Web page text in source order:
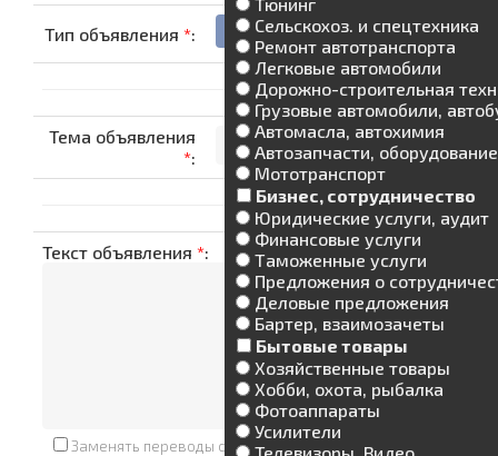
Сельскохоз. и спецтехника
Ремонт автотранспорта
Легковые автомобили
Дорожно-строительная
Грузовые автомобили,
Автомасла, автохимия
Автозапчасти, оборудование
Мототранспорт
Бизнес, сотрудничество
Юридические услуги, аудит
Финансовые услуги
Таможенные услуги
Предложения о
Деловые предложения
Бартер, взаимозачеты
Бытовые товары
Хозяйственные товары
Хобби, охота, рыбалка
Фотоаппараты
Усилители
Тип объявления *:
Тема объявления
*:
Текст объявления *:
Заменять переводы строк тегом